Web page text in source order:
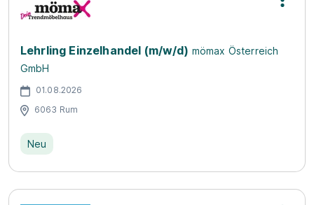
Lehrling Einzelhandel (m/w/d) mömax Österreich
GmbH
01.08.2026
6063 Rum
Neu